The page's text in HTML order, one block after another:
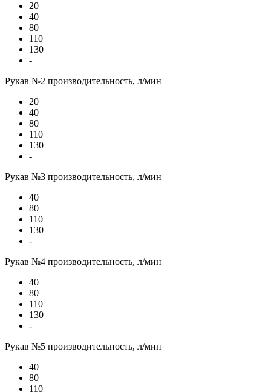
20
40
80
110
130
-
Рукав №2 производительность, л/мин
20
40
80
110
130
-
Рукав №3 производительность, л/мин
40
80
110
130
-
Рукав №4 производительность, л/мин
40
80
110
130
-
Рукав №5 производительность, л/мин
40
80
110